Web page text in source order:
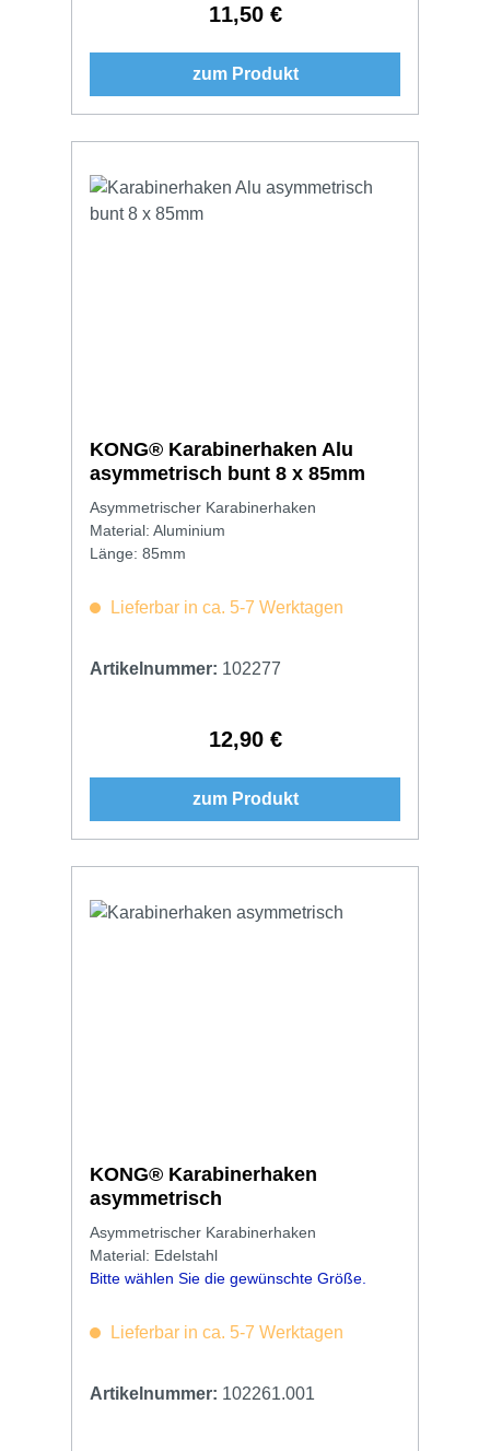
Regulärer Preis:
11,50 €
zum Produkt
KONG® Karabinerhaken Alu
asymmetrisch bunt 8 x 85mm
Asymmetrischer Karabinerhaken
Material: Aluminium
Länge: 85mm
Lieferbar in ca. 5-7 Werktagen
Artikelnummer: 102277
Regulärer Preis:
12,90 €
zum Produkt
KONG® Karabinerhaken
asymmetrisch
Asymmetrischer Karabinerhaken
Material: Edelstahl
Bitte wählen Sie die gewünschte Größe.
Lieferbar in ca. 5-7 Werktagen
Artikelnummer: 102261.001